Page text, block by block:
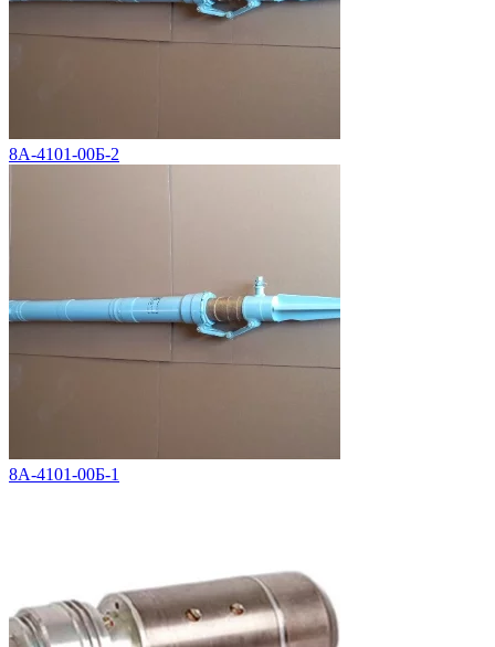
8А-4101-00Б-2
8А-4101-00Б-1